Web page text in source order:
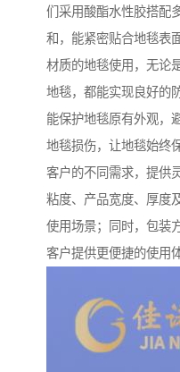
们采用酸酯水性胶搭配
和，能紧密贴合地毯表
材质的地毯使用，无论
地毯，都能实现良好的
能保护地毯原有外观，
地毯损伤，让地毯始终
客户的不同需求，提供
粘度、产品宽度、厚度
使用场景；同时，包装
客户提供更便捷的使用